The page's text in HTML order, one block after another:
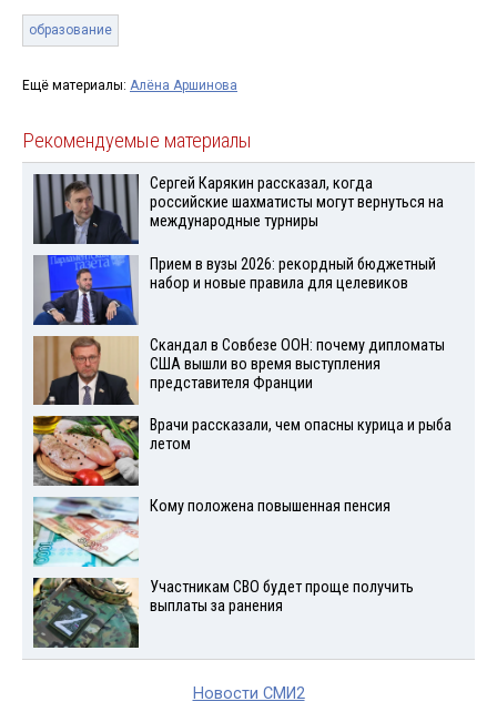
образование
Ещё материалы: Алёна Аршинова
Рекомендуемые материалы
Сергей Карякин рассказал, когда
российские шахматисты могут вернуться на
международные турниры
Прием в вузы 2026: рекордный бюджетный
набор и новые правила для целевиков
Скандал в Совбезе ООН: почему дипломаты
США вышли во время выступления
представителя Франции
Врачи рассказали, чем опасны курица и рыба
летом
Кому положена повышенная пенсия
Участникам СВО будет проще получить
выплаты за ранения
Новости СМИ2